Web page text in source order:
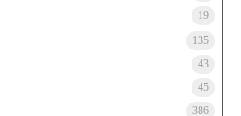
19
135
43
45
386